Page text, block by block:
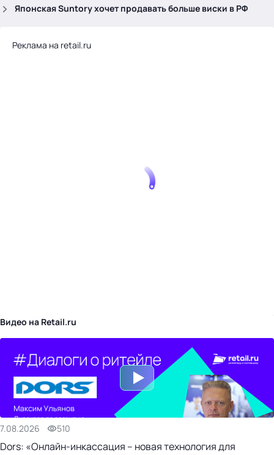
Японская Suntory хочет продавать больше виски в РФ
Реклама на retail.ru
Видео на Retail.ru
7.08.2026 510
Dors: «Онлайн-инкассация – новая технология для